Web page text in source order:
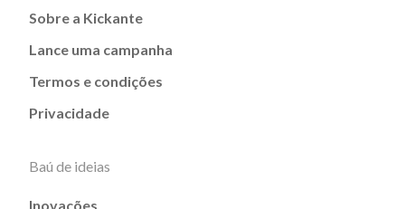
Sobre a Kickante
Lance uma campanha
Termos e condições
Privacidade
Baú de ideias
Inovações